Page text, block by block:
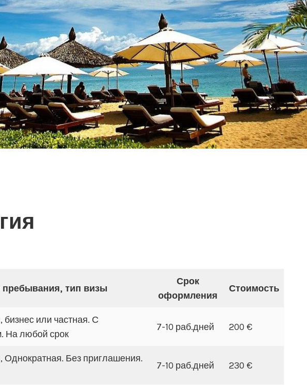
пребывания, тип визы
Срок
оформления
Стоимость
бизнес или частная. С
На любой срок
7-10 раб.дней 200 €
Однократная. Без приглашения.
7-10 раб.дней 230 €